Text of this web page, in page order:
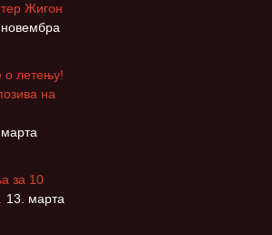
Жигон
о летењу!
на
за 10
13. марта